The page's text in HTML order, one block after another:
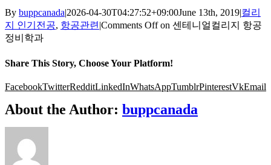
By buppcanada|2026-04-30T04:27:52+09:00June 13th, 2019|컬리
지 인기전공, 항공관련|Comments Offon 센테니얼컬리지 항공
정비학과
Share This Story, Choose Your Platform!
FacebookTwitterRedditLinkedInWhatsAppTumblrPinterestVkEmail
About the Author: buppcanada